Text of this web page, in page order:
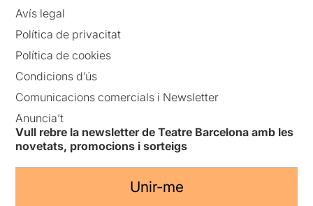
Avís legal
Política de privacitat
Política de cookies
Condicions d’ús
Comunicacions comercials i Newsletter
Anuncia’t
Vull rebre la newsletter de Teatre Barcelona amb les
novetats, promocions i sorteigs
Unir-me